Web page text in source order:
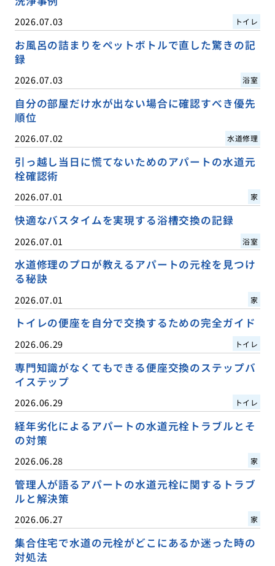
2026.07.03 トイレ
お風呂の詰まりをペットボトルで直した驚きの記
録
2026.07.03 浴室
自分の部屋だけ水が出ない場合に確認すべき優先
順位
2026.07.02 水道修理
引っ越し当日に慌てないためのアパートの水道元
栓確認術
2026.07.01 家
快適なバスタイムを実現する浴槽交換の記録
2026.07.01 浴室
水道修理のプロが教えるアパートの元栓を見つけ
る秘訣
2026.07.01 家
トイレの便座を自分で交換するための完全ガイド
2026.06.29 トイレ
専門知識がなくてもできる便座交換のステップバ
イステップ
2026.06.29 トイレ
経年劣化によるアパートの水道元栓トラブルとそ
の対策
2026.06.28 家
管理人が語るアパートの水道元栓に関するトラブ
ルと解決策
2026.06.27 家
集合住宅で水道の元栓がどこにあるか迷った時の
対処法